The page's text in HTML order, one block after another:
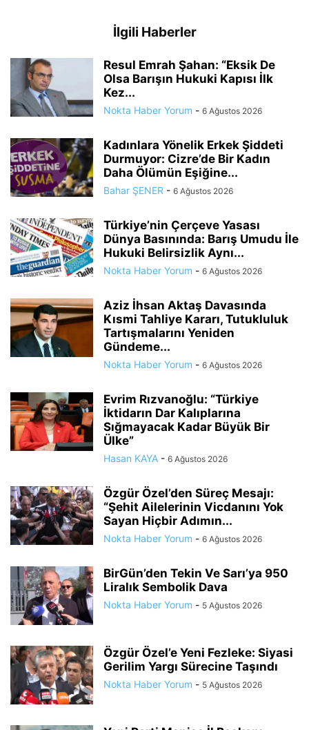
İlgili Haberler
Resul Emrah Şahan: “Eksik De
Olsa Barışın Hukuki Kapısı İlk
Kez...
Nokta Haber Yorum - 6 Ağustos 2026
Kadınlara Yönelik Erkek Şiddeti
Durmuyor: Cizre’de Bir Kadın
Daha Ölümün Eşiğine...
Bahar ŞENER - 6 Ağustos 2026
Türkiye’nin Çerçeve Yasası
Dünya Basınında: Barış Umudu İle
Hukuki Belirsizlik Aynı...
Nokta Haber Yorum - 6 Ağustos 2026
Aziz İhsan Aktaş Davasında
Kısmi Tahliye Kararı, Tutukluluk
Tartışmalarını Yeniden
Gündeme...
Nokta Haber Yorum - 6 Ağustos 2026
Evrim Rızvanoğlu: “Türkiye
İktidarın Dar Kalıplarına
Sığmayacak Kadar Büyük Bir
Ülke”
Hasan KAYA - 6 Ağustos 2026
Özgür Özel’den Süreç Mesajı:
“Şehit Ailelerinin Vicdanını Yok
Sayan Hiçbir Adımın...
Nokta Haber Yorum - 6 Ağustos 2026
BirGün’den Tekin Ve Sarı’ya 950
Liralık Sembolik Dava
Nokta Haber Yorum - 5 Ağustos 2026
Özgür Özel’e Yeni Fezleke: Siyasi
Gerilim Yargı Sürecine Taşındı
Nokta Haber Yorum - 5 Ağustos 2026